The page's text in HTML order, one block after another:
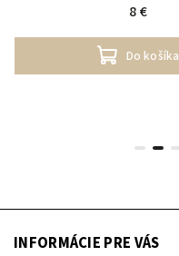
8 €
Do košíka
INFORMÁCIE PRE VÁS